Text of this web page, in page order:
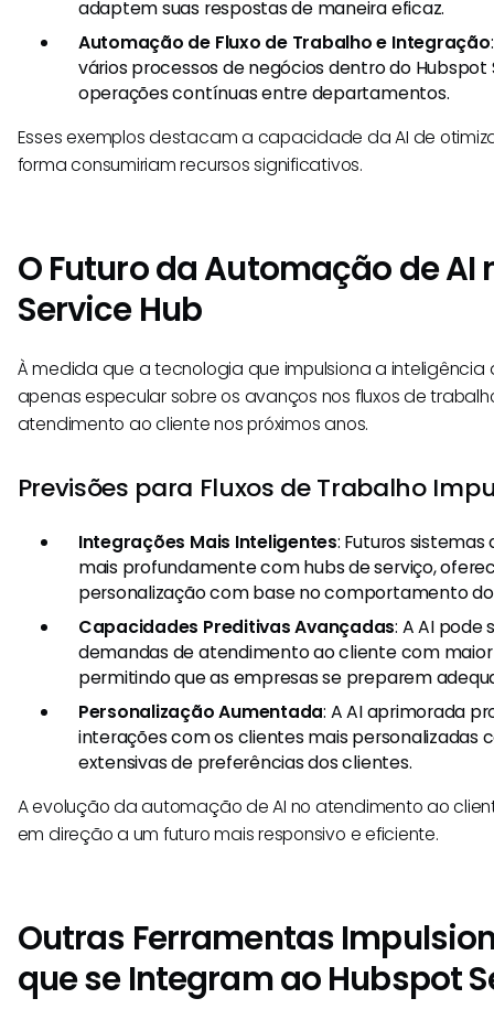
adaptem suas respostas de maneira eficaz.
Automação de Fluxo de Trabalho e Integração
vários processos de negócios dentro do Hubspot
operações contínuas entre departamentos.
Esses exemplos destacam a capacidade da AI de
forma consumiriam recursos significativos.
O Futuro da Automação de AI
Service Hub
À medida que a tecnologia que impulsiona a inteligência
apenas especular sobre os avanços nos fluxos de
atendimento ao cliente nos próximos anos.
Previsões para Fluxos de Trabalho
Integrações Mais Inteligentes: Futuros
mais profundamente com hubs de serviço,
personalização com base no comportamento do
Capacidades Preditivas Avançadas: A AI pode
demandas de atendimento ao cliente com
permitindo que as empresas se preparem
Personalização Aumentada: A AI aprimorada
interações com os clientes mais personalizadas
extensivas de preferências dos clientes.
A evolução da automação de AI no atendimento ao
em direção a um futuro mais responsivo e eficiente.
Outras Ferramentas
que se Integram ao Hubspot